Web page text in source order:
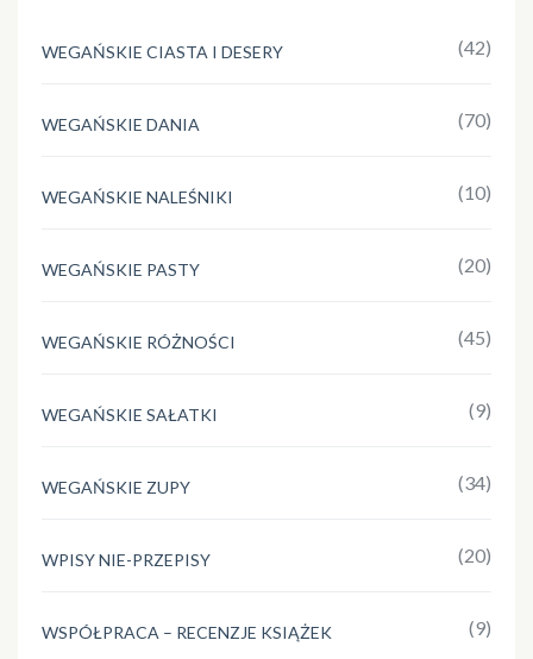
WEGAŃSKIE CIASTA I DESERY (42)
WEGAŃSKIE DANIA (70)
WEGAŃSKIE NALEŚNIKI (10)
WEGAŃSKIE PASTY (20)
WEGAŃSKIE RÓŻNOŚCI (45)
WEGAŃSKIE SAŁATKI (9)
WEGAŃSKIE ZUPY (34)
WPISY NIE-PRZEPISY (20)
WSPÓŁPRACA – RECENZJE KSIĄŻEK (9)